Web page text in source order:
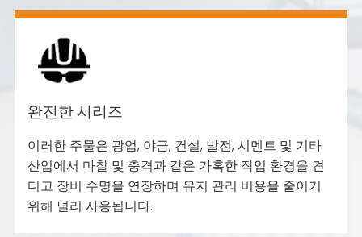
완전한 시리즈
이러한 주물은 광업, 야금, 건설, 발전, 시멘트 및 기타
산업에서 마찰 및 충격과 같은 가혹한 작업 환경을 견
디고 장비 수명을 연장하며 유지 관리 비용을 줄이기
위해 널리 사용됩니다.